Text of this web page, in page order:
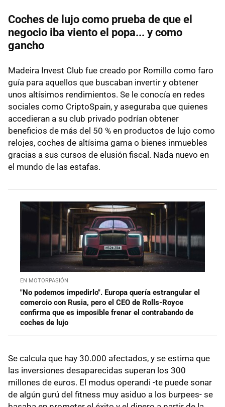
Coches de lujo como prueba de que el
negocio iba viento el popa... y como
gancho
Madeira Invest Club fue creado por Romillo como faro
guía para aquellos que buscaban invertir y obtener
unos altísimos rendimientos. Se le conocía en redes
sociales como CriptoSpain, y aseguraba que quienes
accedieran a su club privado podrían obtener
beneficios de más del 50 % en productos de lujo como
relojes, coches de altísima gama o bienes inmuebles
gracias a sus cursos de elusión fiscal. Nada nuevo en
el mundo de las estafas.
EN MOTORPASIÓN
"No podemos impedirlo". Europa quería estrangular el
comercio con Rusia, pero el CEO de Rolls-Royce
confirma que es imposible frenar el contrabando de
coches de lujo
Se calcula que hay 30.000 afectados, y se estima que
las inversiones desaparecidas superan los 300
millones de euros. El modus operandi -te puede sonar
de algún gurú del fitness muy asiduo a los burpees- se